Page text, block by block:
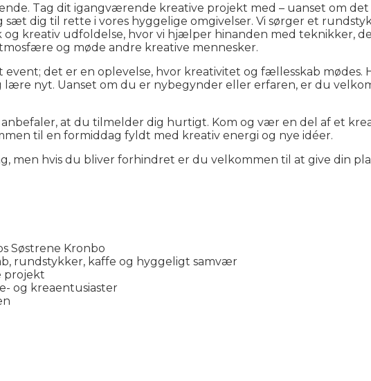
Tag dit igangværende kreative projekt med – uanset om
dig til rette i vores hyggelige omgivelser. Vi sørger et
og kreativ udfoldelse, hvor vi hjælper hinanden med teknikker,
og møde andre kreative mennesker.
event; det er en oplevelse, hvor kreativitet og fællesskab
lære nyt. Uanset om du er nybegynder eller erfaren, er du
at du tilmelder dig hurtigt. Kom og vær en del af et
til en formiddag fyldt med kreativ energi og nye idéer.
men hvis du bliver forhindret er du velkommen til at give din
Søstrene Kronbo
rundstykker, kaffe og hyggeligt samvær
projekt
og kreaentusiaster